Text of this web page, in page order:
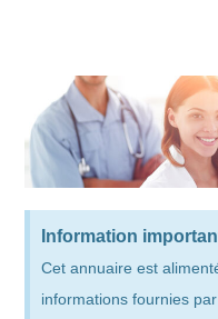
Information
Cet annuaire est
informations fournies